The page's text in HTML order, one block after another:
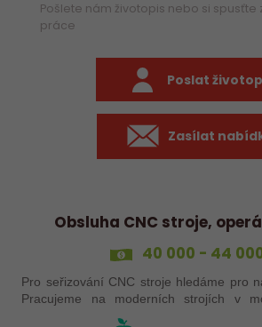
Pošlete nám životopis nebo si
práce
Poslat
Zasílat
Obsluha CNC stroje,
40 000 - 44
Pro seřizování CNC stroje hledáme pro
Pracujeme na moderních strojích v
prostředí. Pracovistě u Jihlavy.